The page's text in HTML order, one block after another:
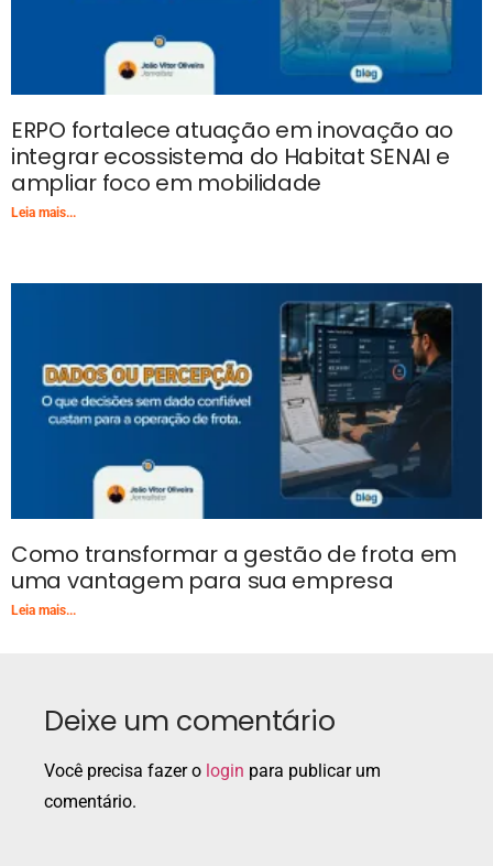
ERPO fortalece atuação em inovação ao
integrar ecossistema do Habitat SENAI e
ampliar foco em mobilidade
Leia mais...
Como transformar a gestão de frota em
uma vantagem para sua empresa
Leia mais...
Deixe um comentário
Você precisa fazer o login para publicar um
comentário.